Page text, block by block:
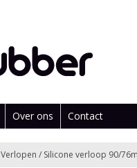
Over ons Contact
Verlopen / Silicone verloop 90/